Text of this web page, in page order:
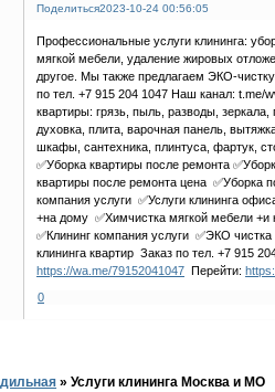
Поделиться2023-10-24 00:56:05
Профессиональные услуги клининга:
мягкой мебели, удаление жировых
другое. Мы также предлагаем ЭКО-
по тел. +7 915 204 1047 Наш канал: t.me/
квартиры: грязь, пыль, разводы,
духовка, плита, варочная панель,
шкафы, сантехника, плинтуса, фартук,
✅Уборка квартиры после ремонта
квартиры после ремонта цена ✅Уборка
компания услуги ✅Услуги клининга
+на дому ✅Химчистка мягкой мебели
✅Клининг компания услуги ✅ЭКО
клининга квартир Заказ по тел. +7 915
https://wa.me/79152041047 Перейти:
0
»Услуги клининга Москва и МО